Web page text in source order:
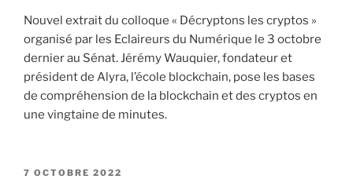
Nouvel extrait du colloque « Décryptons les cryptos »
organisé par les Eclaireurs du Numérique le 3 octobre
dernier au Sénat. Jérémy Wauquier, fondateur et
président de Alyra, l’école blockchain, pose les bases
de compréhension de la blockchain et des cryptos en
une vingtaine de minutes.
PUBLIÉ
7 OCTOBRE 2022